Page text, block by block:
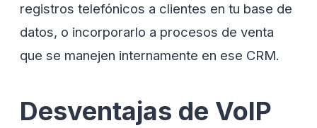
registros telefónicos a clientes en tu base de
datos, o incorporarlo a procesos de venta
que se manejen internamente en ese CRM.
Desventajas de VoIP